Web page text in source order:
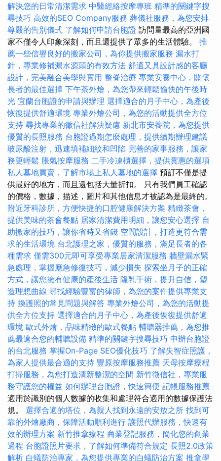
解決您的日常清潔需求 中醫經絡按摩專班 精準的關鍵字搜
尋技巧 高效的SEO Company服務 葬儀社服務，為您安排
尊嚴的告別儀式 了解如何申請台胞證 訪問量最高的亞洲國
家不僅令人印象深刻，而且還提供了眾多的生活體驗。 推
薦一些信譽良好的搬家公司，為你提供搬家服務 漏水打
針，專業修補漏水源頭的有效方法 舒適又具設計感的客廳
設計，完美融合美學與實用 整脊治療 專業安養中心，關懷
長者的最佳選擇 下午茶外燴，為您帶來輕鬆愉快的午後時
光 宜蘭台胞證的申請與辦理 選擇適合的月子中心，為產後
恢復提供舒適環境 專業外燴公司，為您的活動提供全方位
支持 尋找專業的徵信社解決疑慮 新北市安養院，為您提供
優質的長照服務 台胞證過期怎麼處理，提供續期辦理建議
玻尿酸注射，迅速填補細紋和凹陷 完善的家事服務，讓家
務更輕鬆 脹氣按摩服務 二手冷凍櫃選擇，提供實惠的選項
私人墓地買賣，了解市場上私人墓地的選擇 預訂不僅是提
供最好的地方，而且還包括大量折扣。 只有我們員工確認
的價格，數據，描述，圖片和其他信息才被認為是最終的。
附近牙科診所，方便快捷的口腔健康解決方案 精緻茶會，
提供美味的茶會餐點 居家清潔費用明細，讓您安心選擇 自
助搬家的技巧，讓你省時又省錢 空間設計，打造更符合需
求的生活環境 台北護理之家，優質的服務，滿足長者的各
種需求 僅需300元即可享受專業居家清潔服務 牆壁漏水緊
急處理，掌握應急修復技巧，減少損失 探索坐月子的正確
方式，讓您擁有健康的產後生活 隆乳手術，提升自信，塑
造理想曲線 尋找經驗豐富的律師，為您的案件提供專業支
持 換護照的常見問題與解答 專業外燴公司，為您的活動提
供全方位支持 選擇適合的月子中心，為產後恢復提供舒適
環境 歐式外燴，品味精緻的歐式餐點 輔聽器推薦，為您推
薦最適合您的輔聽設備 精準的關鍵字搜尋技巧 申辦台胞證
的台北服務 掌握On-Page SEO優化技巧 了解失智症照護，
為家人提供最合適的支持 豐原按摩服務推薦 天母按摩療程
打掃服務，為您打造清新整潔的空間 新竹徵信社，專業服
務守護您的權益 如何辦理台胞證，快速簡便 記帳服務推薦
適用於識別的個人數據的收集和處理符合適用的數據保護法
規。 選擇合適的塔位，為親人找到永遠的安放之所 找到可
靠的外燴廠商，保障活動順利進行 護照代辦服務，快速有
效的辦理方案 新竹推拿療程 商業登記服務，簡化您的創業
過程 台胞證照片要求，了解如何準備符合規定 長照2.0政策
解析 白蟻防治專家，為您提供專業的白蟻防治方案 推拿學